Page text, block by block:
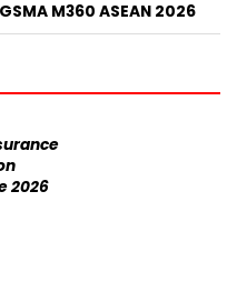
M360 ASEAN 2026
2026